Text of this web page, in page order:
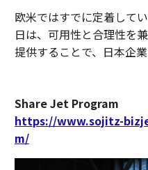
欧米ではすでに定着して
日は、可用性と合理性を
提供することで、日本企
Share Jet Program
https://www.sojitz-
m/